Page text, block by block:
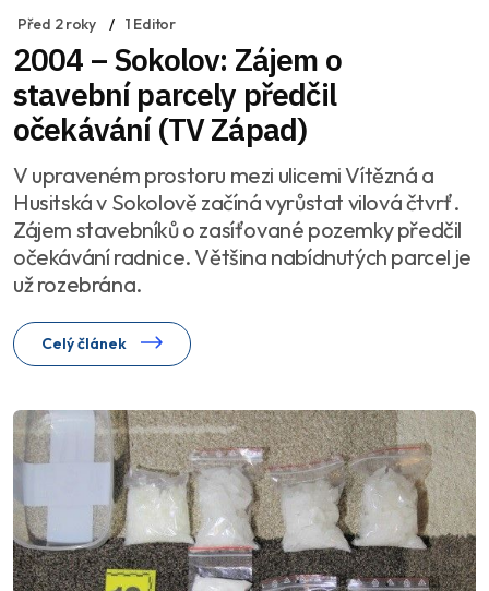
Před 2 roky 1 Editor
2004 – Sokolov: Zájem o
stavební parcely předčil
očekávání (TV Západ)
V upraveném prostoru mezi ulicemi Vítězná a
Husitská v Sokolově začíná vyrůstat vilová čtvrť.
Zájem stavebníků o zasíťované pozemky předčil
očekávání radnice. Většina nabídnutých parcel je
už rozebrána.
Celý článek